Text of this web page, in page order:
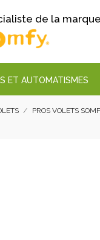
de la marque
ET AUTOMATISMES
PROS VOLETS